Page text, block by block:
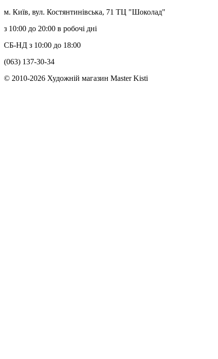
м. Київ, вул. Костянтинівська, 71 ТЦ "Шоколад"
з 10:00 до 20:00 в робочі дні
СБ-НД з 10:00 до 18:00
(063) 137-30-34
© 2010-2026 Художній магазин Master Kisti